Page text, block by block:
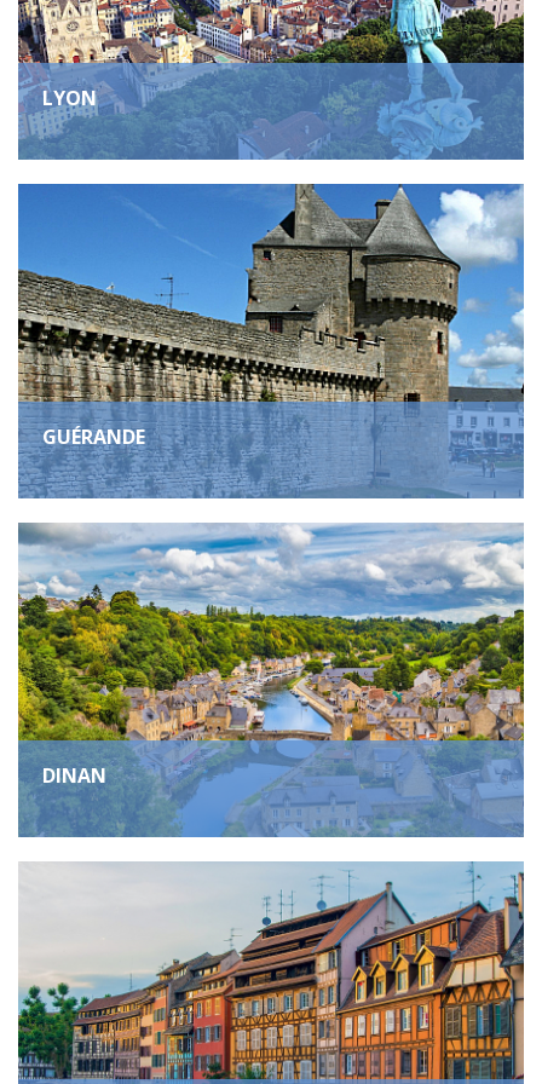
LYON
GUÉRANDE
DINAN